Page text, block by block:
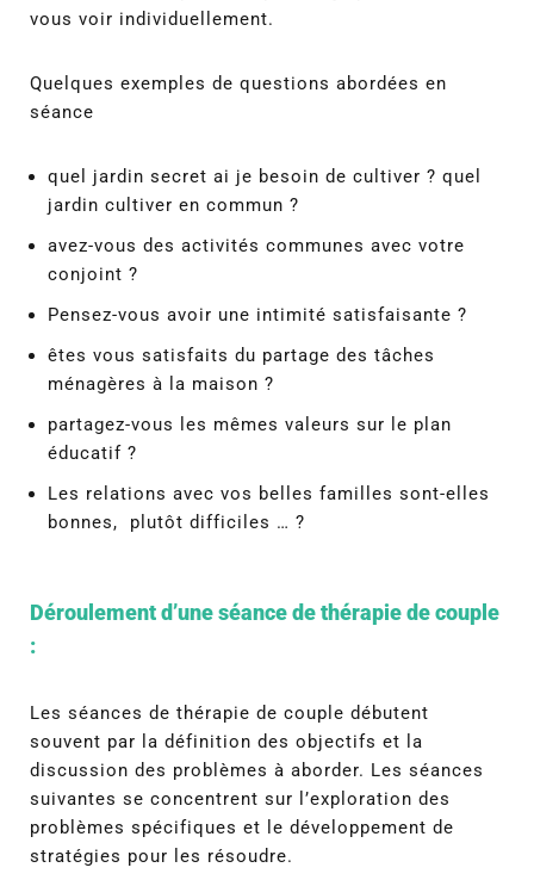
vous voir individuellement.
Quelques exemples de questions abordées en
séance
quel jardin secret ai je besoin de cultiver ? quel
jardin cultiver en commun ?
avez-vous des activités communes avec votre
conjoint ?
Pensez-vous avoir une intimité satisfaisante ?
êtes vous satisfaits du partage des tâches
ménagères à la maison ?
partagez-vous les mêmes valeurs sur le plan
éducatif ?
Les relations avec vos belles familles sont-elles
bonnes, plutôt difficiles … ?
Déroulement d’une séance de thérapie de couple
:
Les séances de thérapie de couple débutent
souvent par la définition des objectifs et la
discussion des problèmes à aborder. Les séances
suivantes se concentrent sur l’exploration des
problèmes spécifiques et le développement de
stratégies pour les résoudre.